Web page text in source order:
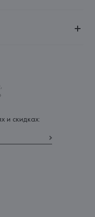
и скидках: